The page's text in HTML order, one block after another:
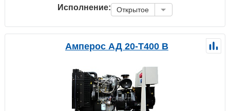
Исполнение: Открытое
Амперос АД 20-Т400 B